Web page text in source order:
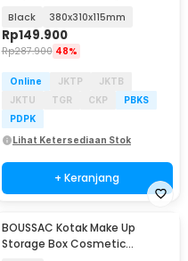
Black 380x310x115mm
Rp149.900
Rp287.900 48%
Online JKTP
JKTB
JKTU
TGR CKP
PBKS
PDPK
Lihat Ketersediaan Stok
+ Keranjang
BOUSSAC Kotak Make Up
Storage Box Cosmetic